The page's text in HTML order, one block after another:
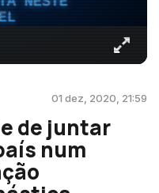
01 dez, 2020, 21:59
de juntar
num